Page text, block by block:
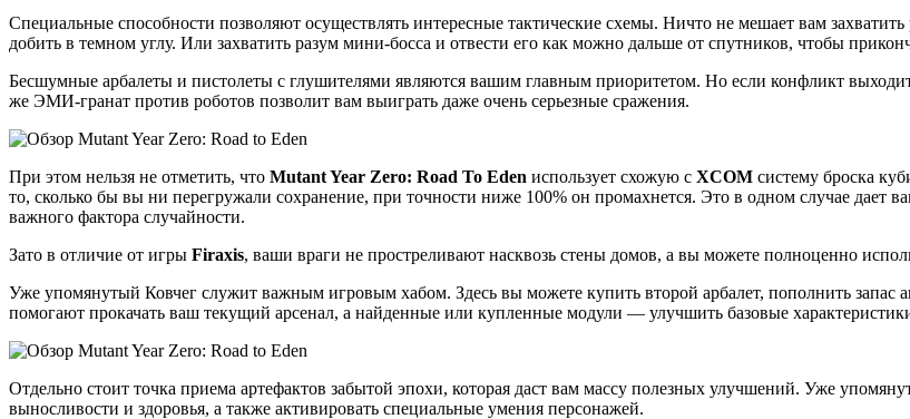
Специальные способности позволяют осуществлять интересные тактические схемы. Ничто не мешает вам
добить в темном углу. Или захватить разум мини-босса и отвести его как можно дальше от спутников, чтобы
Бесшумные арбалеты и пистолеты с глушителями являются вашим главным приоритетом. Но если конфликт
же ЭМИ-гранат против роботов позволит вам выиграть даже очень серьезные сражения.
При этом нельзя не отметить, что Mutant Year Zero: Road To Eden использует схожую с XCOM систему броска
то, сколько бы вы ни перегружали сохранение, при точности ниже 100% он промахнется. Это в одном случае
важного фактора случайности.
Зато в отличие от игры Firaxis, ваши враги не простреливают насквозь стены домов, а вы можете полноценно
Уже упомянутый Ковчег служит важным игровым хабом. Здесь вы можете купить второй арбалет, пополнить
помогают прокачать ваш текущий арсенал, а найденные или купленные модули — улучшить базовые
Отдельно стоит точка приема артефактов забытой эпохи, которая даст вам массу полезных улучшений. Уже
выносливости и здоровья, а также активировать специальные умения персонажей.